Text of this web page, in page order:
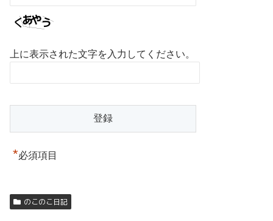
上に表示された文字を入力してください。
*必須項目
のこのこ日記